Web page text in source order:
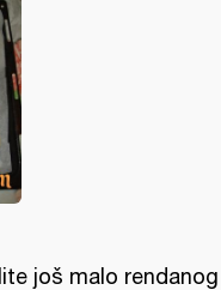
još malo rendanog